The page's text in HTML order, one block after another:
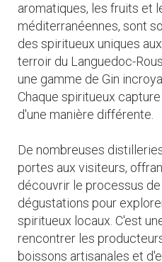
aromatiques, les fruits et
méditerranéennes, sont
des spiritueux uniques
terroir du Languedoc-
une gamme de Gin
Chaque spiritueux
d'une manière différente.
De nombreuses
portes aux visiteurs,
découvrir le processus
dégustations pour
spiritueux locaux. C'est
rencontrer les
boissons artisanales et